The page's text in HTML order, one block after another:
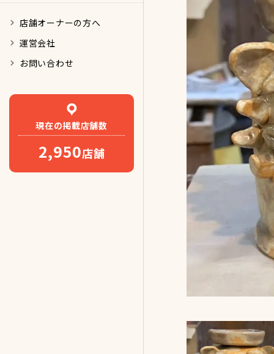
店舗オーナーの方へ
運営会社
お問い合わせ
現在の掲載店舗数
2,950店舗